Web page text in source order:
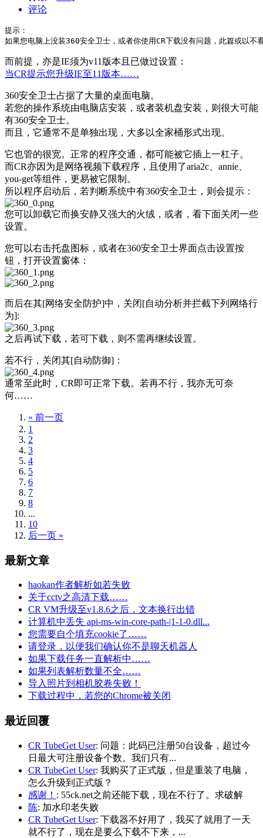
评论
提示：
而前提，亦是IE须为v11版本且已做过设置：
当CR提示您升级IE至11版本……
360安全卫士占据了大量的桌面电脑。
若您的操作系统由电脑店安装，或者装机盘安装，则很大可能
有360安全卫士。
而且，它通常不是单独出现，大多以全家桶形式出现。
它也管的很宽。正常的程序交通，都可能被它插上一杠子。
而CR亦因为是网络视频下载程序，且使用了aria2c、annie、
you-get等组件，更易被它限制。
所以程序启动后，若判断系统中有360安全卫士，则会提示：
您可以卸载它而换安静又强大的火绒，或者，看下面关闭一些
设置。
您可以右击托盘图标，或者在360安全卫士界面点击设置按
钮，打开设置窗体：
而后在其[网络安全防护]中，关闭[自动分析并拦截下列网络行
为]:
之后再试下载，若可下载，则不需再继续设置。
若不行，关闭其[自动防御]：
通常至此时，CR即可正常下载。若再不行，我亦无可奈
何……
« 前一页
1
2
3
4
5
6
7
8
...
10
后一页 »
最新文章
haokan作者解析如若失败
关于cctv之高清下载……
CR VM升级至v1.8.6之后，文本换行出错
计算机中丢失 api-ms-win-core-path-|1-1-0.dll...
您需要自个填充cookie了……
请登录，以便我们确认你不是聊天机器人
如果下载任务一直解析中……
如果列表解析数量不全……
导入照片到相机胶卷失败！
下载过程中，若您的Chrome被关闭
最近回覆
CR TubeGet User: 问题：此码已注册50台设备，超过今
日最大可注册设备个数。我们只有...
CR TubeGet User: 我购买了正式版，但是重装了电脑，
怎么升级到正式版？
感谢！ : 55ck.net之前还能下载，现在不行了。求破解
陈: 加水印老失败
CR TubeGet User: 下载器不好用了，我买了就用了一天
就不行了，现在是要么下载不下来，...